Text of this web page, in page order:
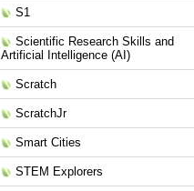
S1
Scientific Research Skills and
Artificial Intelligence (ΑΙ)
Scratch
ScratchJr
Smart Cities
STEM Explorers